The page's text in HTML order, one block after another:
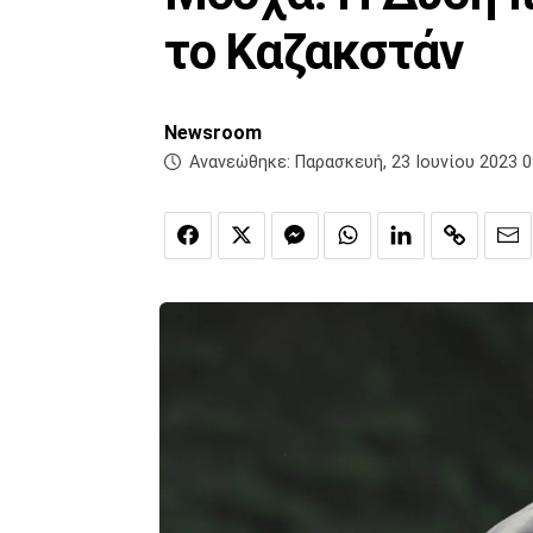
το Καζακστάν
Newsroom
Ανανεώθηκε: Παρασκευή, 23 Ιουνίου 2023